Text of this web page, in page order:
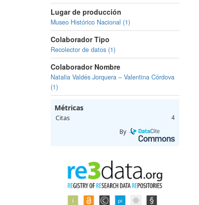
Lugar de producción
Museo Histórico Nacional (1)
Colaborador Tipo
Recolector de datos (1)
Colaborador Nombre
Natalia Valdés Jorquera – Valentina Córdova
(1)
Métricas
Citas 4
By